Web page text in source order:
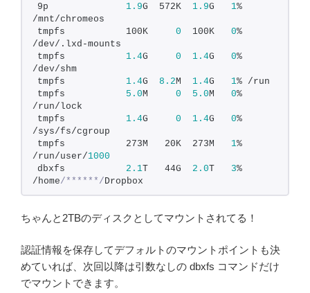
9p 1.9G  572K 1.9G 1%
/mnt/chromeos
tmpfs           100K 0
  100K
0%
/dev/.lxd-mounts
tmpfs 1.4G 0 1.4G 0%
/dev/shm
tmpfs 1.4G 8.2M 1.4G 1% /run
tmpfs 5.0M 0 5.0M 0%
/run/lock
tmpfs 1.4G 0 1.4G 0%
/sys/fs/cgroup
tmpfs           273M   20K  273M 1%
/run/user/1000
dbxfs 2.1T   44G 2.0T 3%
/home/******/ Dropbox
ちゃんと2TBのディスクとしてマウントされてる！
認証情報を保存してデフォルトのマウントポイントも決
めていれば、次回以降は引数なしの dbxfs コマンドだけ
でマウントできます。